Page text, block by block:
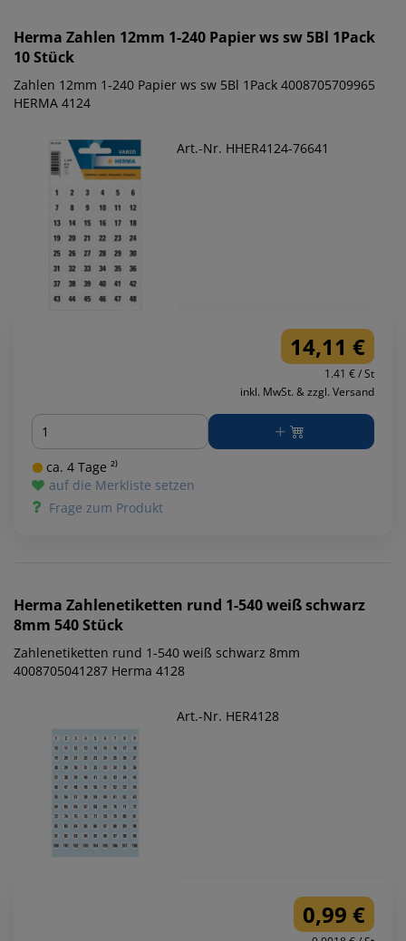
Herma Zahlen 12mm 1-240 Papier ws sw 5Bl 1Pack
10 Stück
Zahlen 12mm 1-240 Papier ws sw 5Bl 1Pack 4008705709965
HERMA 4124
Art.-Nr. HHER4124-76641
14,11 €
1.41 € / St
inkl. MwSt. & zzgl. Versand
Menge
ca. 4 Tage ²⁾
auf die Merkliste setzen
Frage zum Produkt
Herma Zahlenetiketten rund 1-540 weiß schwarz
8mm 540 Stück
Zahlenetiketten rund 1-540 weiß schwarz 8mm
4008705041287 Herma 4128
Art.-Nr. HER4128
0,99 €